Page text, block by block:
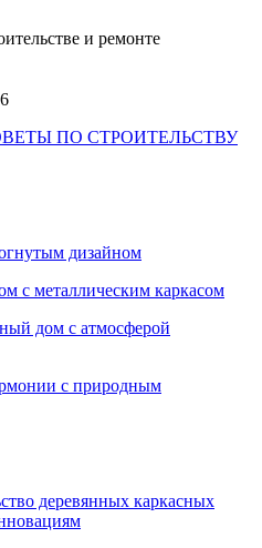
и ремонте
ПО СТРОИТЕЛЬСТВУ
дизайном
с металлическим каркасом
дом с атмосферой
с природным
деревянных каркасных